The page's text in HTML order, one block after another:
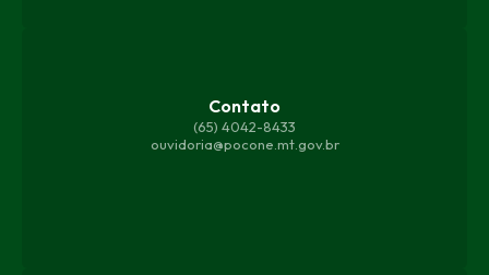
Contato
(65) 4042-8433
ouvidoria@pocone.mt.gov.br